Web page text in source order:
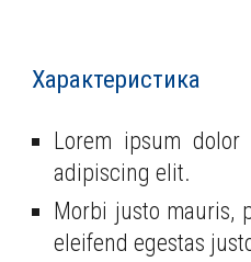
Характеристика
Lorem ipsum
adipiscing elit.
Morbi justo mauris,
eleifend egestas